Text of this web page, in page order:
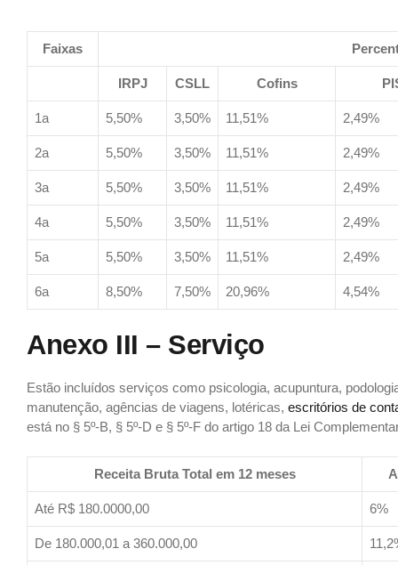
Faixas
IRPJ CSLL Cofins
1a 5,50% 3,50% 11,51% 2,49%
2a 5,50% 3,50% 11,51% 2,49%
3a 5,50% 3,50% 11,51% 2,49%
4a 5,50% 3,50% 11,51% 2,49%
5a 5,50% 3,50% 11,51% 2,49%
6a 8,50% 7,50% 20,96% 4,54%
Anexo III – Serviço
Estão incluídos serviços como psicologia, acupuntura,
manutenção, agências de viagens, lotéricas, escritórios de
está no § 5º-B, § 5º-D e § 5º-F do artigo 18 da Lei
Receita Bruta Total em 12 meses
Até R$ 180.0000,00 6%
De 180.000,01 a 360.000,00